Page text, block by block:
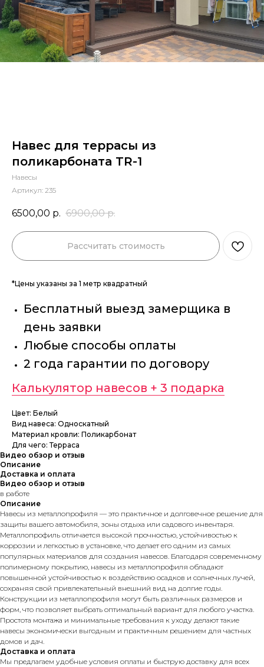
Навес для террасы из
поликарбоната TR-1
Навесы
Артикул: 235
6500,00 р. 6900,00 р.
Рассчитать стоимость
*Цены указаны за 1 метр квадратный
Бесплатный выезд замерщика в
день заявки
Любые способы оплаты
2 года гарантии по договору
Калькулятор навесов + 3 подарка
Цвет: Белый
Вид навеса: Односкатный
Материал кровли: Поликарбонат
Для чего: Терраса
Видео обзор и отзыв
Описание
Доставка и оплата
Видео обзор и отзыв
в работе
Описание
Навесы из металлопрофиля — это практичное и долговечное решение для
защиты вашего автомобиля, зоны отдыха или садового инвентаря.
Металлопрофиль отличается высокой прочностью, устойчивостью к
коррозии и легкостью в установке, что делает его одним из самых
популярных материалов для создания навесов. Благодаря современному
полимерному покрытию, навесы из металлопрофиля обладают
повышенной устойчивостью к воздействию осадков и солнечных лучей,
сохраняя свой привлекательный внешний вид на долгие годы.
Конструкции из металлопрофиля могут быть различных размеров и
форм, что позволяет выбрать оптимальный вариант для любого участка.
Простота монтажа и минимальные требования к уходу делают такие
навесы экономически выгодным и практичным решением для частных
домов и дач.
Доставка и оплата
Мы предлагаем удобные условия оплаты и быструю доставку для всех